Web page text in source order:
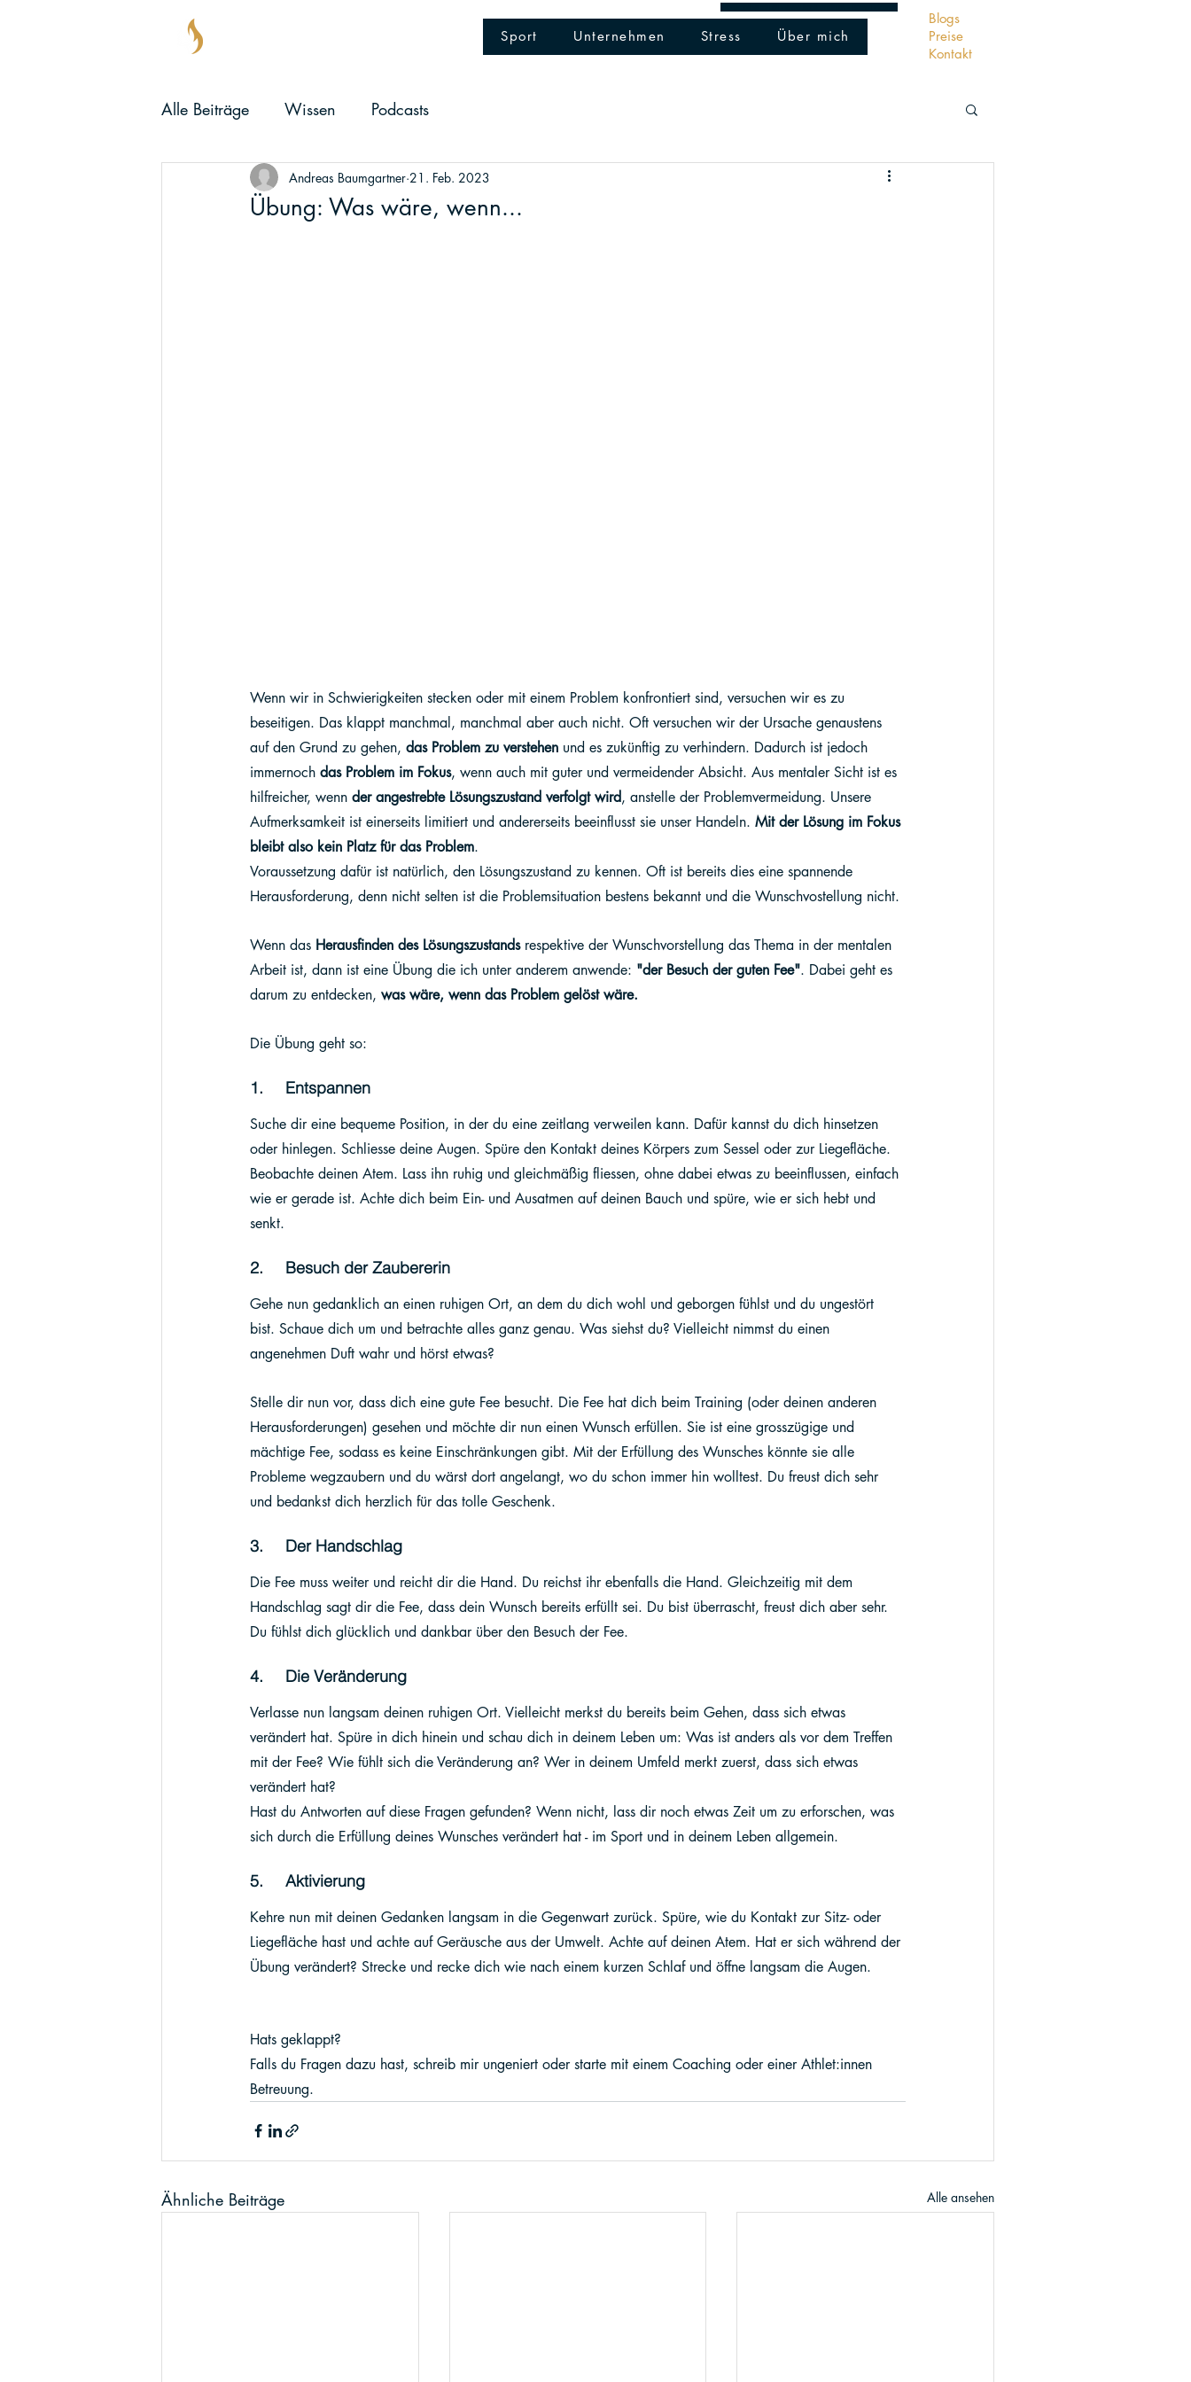
Sport Unternehmen Stress Über mich
Blogs
Preise
Kontakt
Alle Beiträge Wissen Podcasts
Übung: Was wäre, wenn...
Andreas Baumgartner 21. Feb. 2023
Wenn wir in Schwierigkeiten stecken oder mit einem Problem konfrontiert sind, versuchen wir es zu
beseitigen. Das klappt manchmal, manchmal aber auch nicht. Oft versuchen wir der Ursache genaustens
auf den Grund zu gehen, das Problem zu verstehen und es zukünftig zu verhindern. Dadurch ist jedoch
immernoch das Problem im Fokus, wenn auch mit guter und vermeidender Absicht. Aus mentaler Sicht ist es
hilfreicher, wenn der angestrebte Lösungszustand verfolgt wird, anstelle der Problemvermeidung. Unsere
Aufmerksamkeit ist einerseits limitiert und andererseits beeinflusst sie unser Handeln. Mit der Lösung im Fokus
bleibt also kein Platz für das Problem.
Voraussetzung dafür ist natürlich, den Lösungszustand zu kennen. Oft ist bereits dies eine spannende
Herausforderung, denn nicht selten ist die Problemsituation bestens bekannt und die Wunschvostellung nicht.
Wenn das Herausfinden des Lösungszustands respektive der Wunschvorstellung das Thema in der mentalen
Arbeit ist, dann ist eine Übung die ich unter anderem anwende: "der Besuch der guten Fee". Dabei geht es
darum zu entdecken, was wäre, wenn das Problem gelöst wäre.
Die Übung geht so:
1.     Entspannen
Suche dir eine bequeme Position, in der du eine zeitlang verweilen kann. Dafür kannst du dich hinsetzen
oder hinlegen. Schliesse deine Augen. Spüre den Kontakt deines Körpers zum Sessel oder zur Liegefläche.
Beobachte deinen Atem. Lass ihn ruhig und gleichmäßig fliessen, ohne dabei etwas zu beeinflussen, einfach
wie er gerade ist. Achte dich beim Ein- und Ausatmen auf deinen Bauch und spüre, wie er sich hebt und
senkt.
2.     Besuch der Zaubererin
Gehe nun gedanklich an einen ruhigen Ort, an dem du dich wohl und geborgen fühlst und du ungestört
bist. Schaue dich um und betrachte alles ganz genau. Was siehst du? Vielleicht nimmst du einen
angenehmen Duft wahr und hörst etwas?
Stelle dir nun vor, dass dich eine gute Fee besucht. Die Fee hat dich beim Training (oder deinen anderen
Herausforderungen) gesehen und möchte dir nun einen Wunsch erfüllen. Sie ist eine grosszügige und
mächtige Fee, sodass es keine Einschränkungen gibt. Mit der Erfüllung des Wunsches könnte sie alle
Probleme wegzaubern und du wärst dort angelangt, wo du schon immer hin wolltest. Du freust dich sehr
und bedankst dich herzlich für das tolle Geschenk.
3.     Der Handschlag
Die Fee muss weiter und reicht dir die Hand. Du reichst ihr ebenfalls die Hand. Gleichzeitig mit dem
Handschlag sagt dir die Fee, dass dein Wunsch bereits erfüllt sei. Du bist überrascht, freust dich aber sehr.
Du fühlst dich glücklich und dankbar über den Besuch der Fee.
4.     Die Veränderung
Verlasse nun langsam deinen ruhigen Ort. Vielleicht merkst du bereits beim Gehen, dass sich etwas
verändert hat. Spüre in dich hinein und schau dich in deinem Leben um: Was ist anders als vor dem Treffen
mit der Fee? Wie fühlt sich die Veränderung an? Wer in deinem Umfeld merkt zuerst, dass sich etwas
verändert hat?
Hast du Antworten auf diese Fragen gefunden? Wenn nicht, lass dir noch etwas Zeit um zu erforschen, was
sich durch die Erfüllung deines Wunsches verändert hat - im Sport und in deinem Leben allgemein.
5.     Aktivierung
Kehre nun mit deinen Gedanken langsam in die Gegenwart zurück. Spüre, wie du Kontakt zur Sitz- oder
Liegefläche hast und achte auf Geräusche aus der Umwelt. Achte auf deinen Atem. Hat er sich während der
Übung verändert? Strecke und recke dich wie nach einem kurzen Schlaf und öffne langsam die Augen.
Hats geklappt?
Falls du Fragen dazu hast, schreib mir ungeniert oder starte mit einem Coaching oder einer Athlet:innen
Betreuung.
Ähnliche Beiträge Alle ansehen